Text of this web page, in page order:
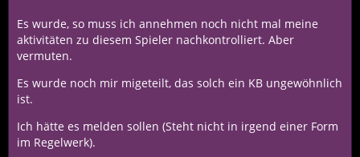
Es wurde, so muss ich annehmen noch nicht mal meine
aktivitäten zu diesem Spieler nachkontrolliert. Aber
vermuten.
Es wurde noch mir migeteilt, das solch ein KB ungewöhnlich
ist.
Ich hätte es melden sollen (Steht nicht in irgend einer Form
im Regelwerk).